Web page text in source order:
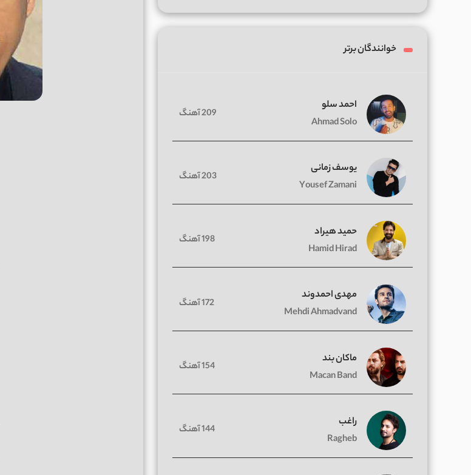
خوانندگان برتر
احمد سلو
Ahmad Solo
209 آهنگ
یوسف زمانی
Yousef Zamani
203 آهنگ
حمید هیراد
Hamid Hirad
198 آهنگ
مهدی احمدوند
Mehdi Ahmadvand
172 آهنگ
ماکان بند
Macan Band
154 آهنگ
راغب
Ragheb
144 آهنگ